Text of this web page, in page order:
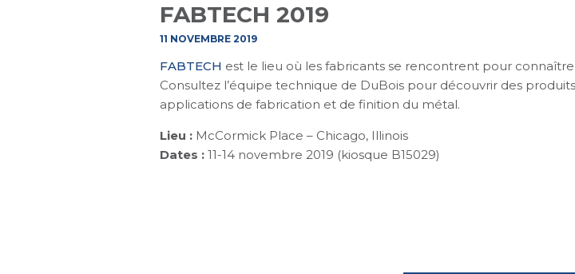
FABTECH 2019
11 NOVEMBRE 2019
FABTECH est le lieu où les fabricants se rencontrent pour
Consultez l’équipe technique de DuBois pour découvrir des
applications de fabrication et de finition du métal.
Lieu :McCormick Place – Chicago, Illinois
Dates :11-14 novembre 2019 (kiosque B15029)